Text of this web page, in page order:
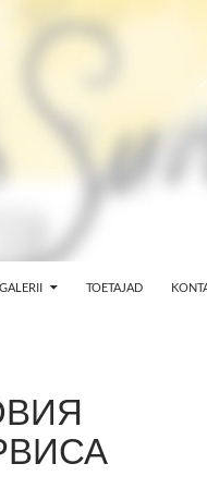
GALERII TOETAJAD